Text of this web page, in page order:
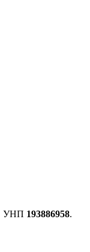
УНП 193886958.